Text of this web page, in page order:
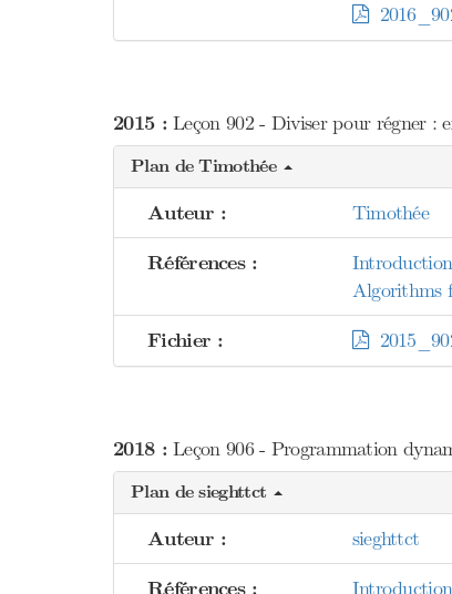
2015 :Leçon 902 - Diviser pour régner :
Plan de Timothée
Auteur : Timothée
Références :
Algorithms
Fichier :
2018 :Leçon 906 - Programmation
Plan de sieghttct
Auteur : sieghttct